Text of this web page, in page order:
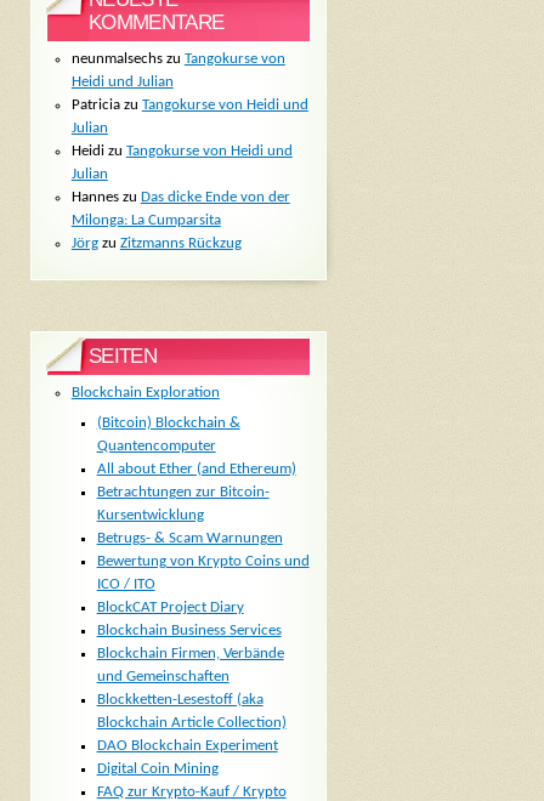
KOMMENTARE
neunmalsechszu Tangokurse von
Heidi und Julian
Patriciazu Tangokurse von Heidi und
Julian
Heidizu Tangokurse von Heidi und
Julian
Hanneszu Das dicke Ende von der
Milonga: La Cumparsita
Jörgzu Zitzmanns Rückzug
SEITEN
Blockchain Exploration
(Bitcoin) Blockchain &
Quantencomputer
All about Ether (and Ethereum)
Betrachtungen zur Bitcoin-
Kursentwicklung
Betrugs- & Scam Warnungen
Bewertung von Krypto Coins und
ICO / ITO
BlockCAT Project Diary
Blockchain Business Services
Blockchain Firmen, Verbände
und Gemeinschaften
Blockketten-Lesestoff (aka
Blockchain Article Collection)
DAO Blockchain Experiment
Digital Coin Mining
FAQ zur Krypto-Kauf / Krypto